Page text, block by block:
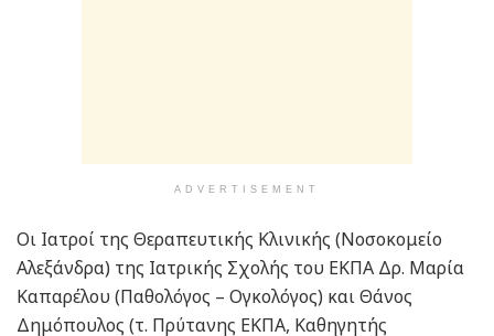
ADVERTISEMENT
Οι Ιατροί της Θεραπευτικής Κλινικής (Νοσοκομείο
Αλεξάνδρα) της Ιατρικής Σχολής του ΕΚΠΑ Δρ. Μαρία
Καπαρέλου (Παθολόγος – Ογκολόγος) και Θάνος
Δημόπουλος (τ. Πρύτανης ΕΚΠΑ, Καθηγητής